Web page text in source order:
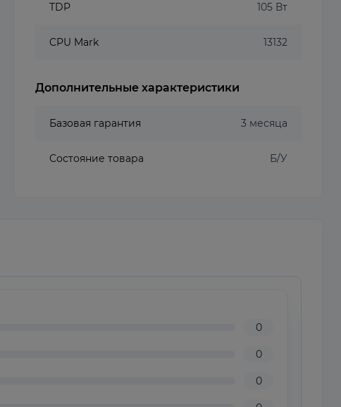
TDP 105 Вт
CPU Mark 13132
Дополнительные характеристики
Базовая гарантия 3 месяца
Состояние товара Б/У
0
0
0